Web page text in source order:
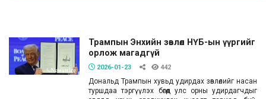
Трампын Энхийн зөвлөл НҮБ-ын үүргийг
орлож магадгүй
2026-01-23 442
Дональд Трампын хувьд удирдах зөвлөлийг насан
туршдаа тэргүүлэх бөгөөд улс орны удирдагчдыг